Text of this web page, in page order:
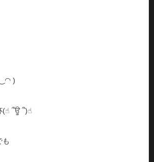
)
(☝︎ ՞ਊ ՞)☝︎
も